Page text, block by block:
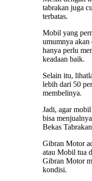
tabrakan juga
terbatas.
Mobil yang
umumnya
hanya perlu
keadaan baik.
Selain itu,
lebih dari 50
membelinya.
Jadi, agar
bisa
Bekas
Gibran Motor
atau Mobil tua
Gibran Motor
kondisi.